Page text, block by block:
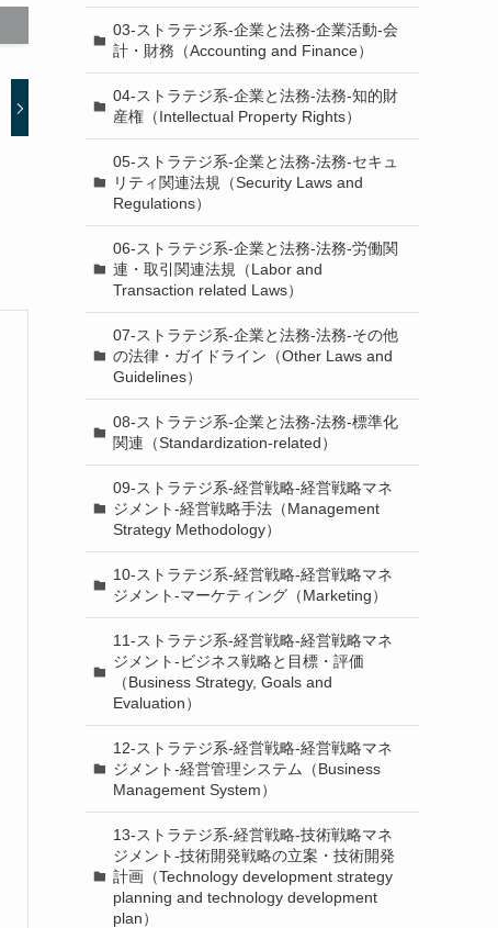
03-ストラテジ系-企業と法務-企業活動-会
計・財務（Accounting and Finance）
04-ストラテジ系-企業と法務-法務-知的財
産権（Intellectual Property Rights）
05-ストラテジ系-企業と法務-法務-セキュ
リティ関連法規（Security Laws and
Regulations）
06-ストラテジ系-企業と法務-法務-労働関
連・取引関連法規（Labor and
Transaction related Laws）
07-ストラテジ系-企業と法務-法務-その他
の法律・ガイドライン（Other Laws and
Guidelines）
08-ストラテジ系-企業と法務-法務-標準化
関連（Standardization-related）
09-ストラテジ系-経営戦略-経営戦略マネ
ジメント-経営戦略手法（Management
Strategy Methodology）
10-ストラテジ系-経営戦略-経営戦略マネ
ジメント-マーケティング（Marketing）
11-ストラテジ系-経営戦略-経営戦略マネ
ジメント-ビジネス戦略と目標・評価
（Business Strategy, Goals and
Evaluation）
12-ストラテジ系-経営戦略-経営戦略マネ
ジメント-経営管理システム（Business
Management System）
13-ストラテジ系-経営戦略-技術戦略マネ
ジメント-技術開発戦略の立案・技術開発
計画（Technology development strategy
planning and technology development
plan）